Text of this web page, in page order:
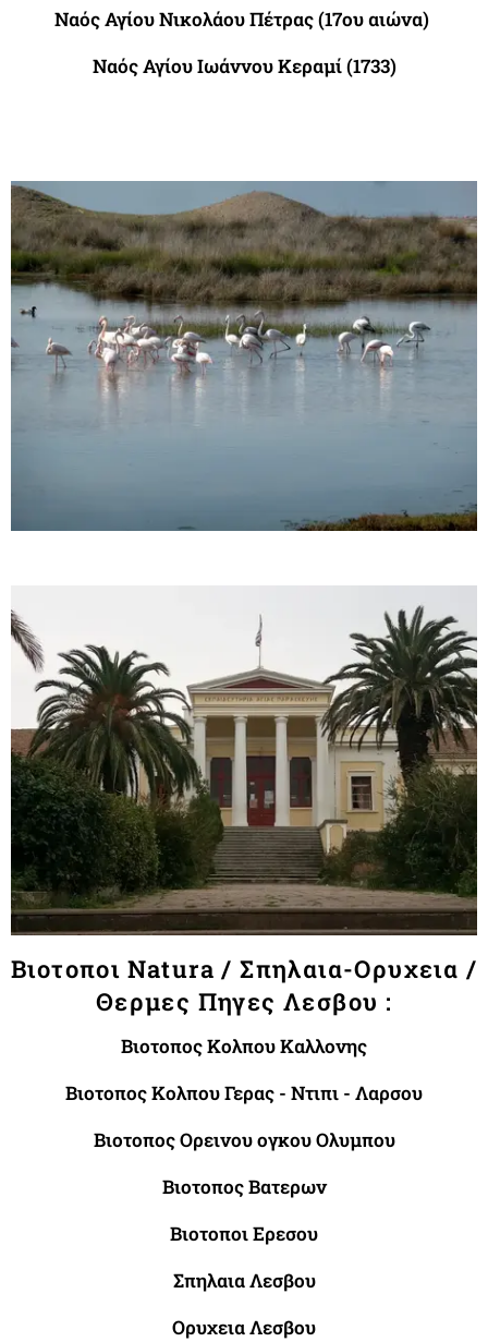
Ναός Αγίου Νικολάου Πέτρας (17ου αιώνα)
Ναός Αγίου Ιωάννου Κεραμί (1733)
Βιοτοποι Νatura / Σπηλαια-Ορυχεια /
Θερμες Πηγες Λεσβου :
Βιοτοπος Κολπου Καλλονης
Βιοτοπος Κολπου Γερας - Ντιπι - Λαρσου
Βιοτοπος Ορεινου ογκου Ολυμπου
Βιοτοπος Βατερων
Βιοτοποι Ερεσου
Σπηλαια Λεσβου
Ορυχεια Λεσβου